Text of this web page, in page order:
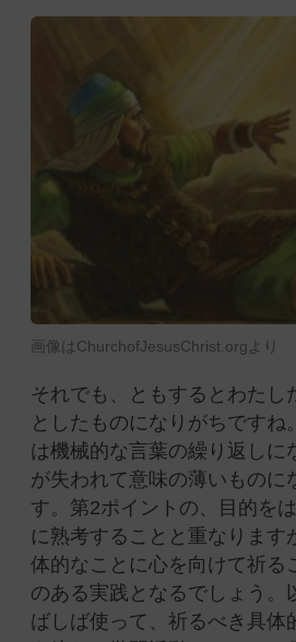
画像はChurchofJesusChrist.orgより
それでも、ともするとわたし
としたものになりがちですね
は機械的な言葉の繰り返しに
が失われて意味の薄いものに
す。第2ポイントの、目的を
に熟考することと重なります
体的なことに心を向けて祈る
のある実践となるでしょう。
ばしば使って、祈るべき具体